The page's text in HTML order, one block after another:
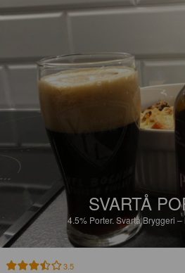
SVARTÅ
4.5% Porter. Svartå Bryggeri
3.5